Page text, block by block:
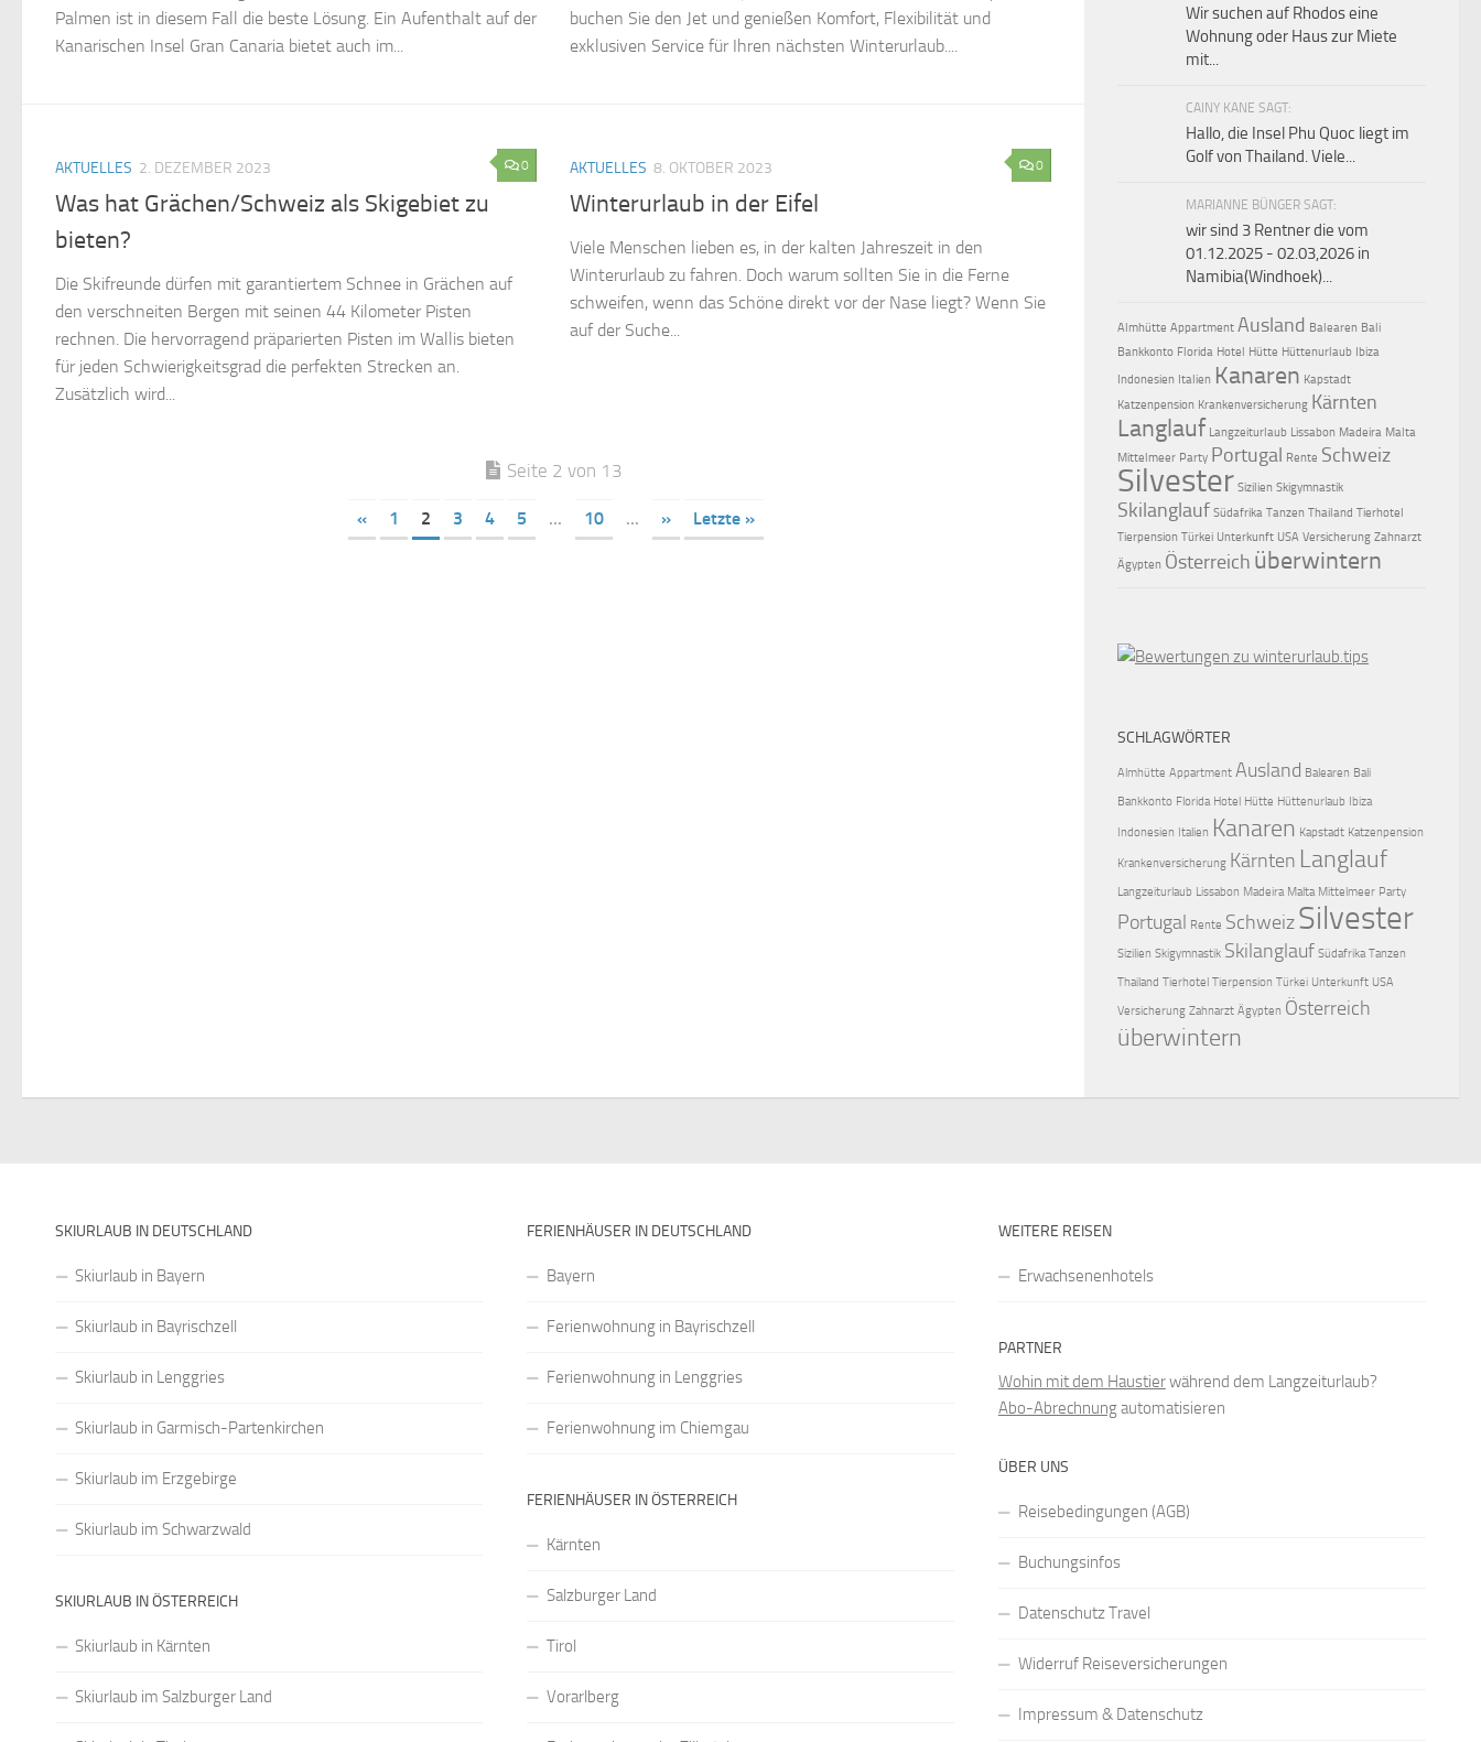
Palmen ist in diesem Fall die beste Lösung. Ein Aufenthalt auf der
Kanarischen Insel Gran Canaria bietet auch im...
buchen Sie den Jet und genießen Komfort, Flexibilität und
exklusiven Service für Ihren nächsten Winterurlaub....
0
AKTUELLES 2. DEZEMBER 2023
Was hat Grächen/Schweiz als Skigebiet zu
bieten?
Die Skifreunde dürfen mit garantiertem Schnee in Grächen auf
den verschneiten Bergen mit seinen 44 Kilometer Pisten
rechnen. Die hervorragend präparierten Pisten im Wallis bieten
für jeden Schwierigkeitsgrad die perfekten Strecken an.
Zusätzlich wird...
0
AKTUELLES 8. OKTOBER 2023
Winterurlaub in der Eifel
Viele Menschen lieben es, in der kalten Jahreszeit in den
Winterurlaub zu fahren. Doch warum sollten Sie in die Ferne
schweifen, wenn das Schöne direkt vor der Nase liegt? Wenn Sie
auf der Suche...
Seite 2 von 13
« 1 2 3 4 5 ... 10 ... » Letzte »
Wir suchen auf Rhodos eine
Wohnung oder Haus zur Miete
mit...
CAINY KANE SAGT:
Hallo, die Insel Phu Quoc liegt im
Golf von Thailand. Viele...
MARIANNE BÜNGER SAGT:
wir sind 3 Rentner die vom
01.12.2025 - 02.03,2026 in
Namibia(Windhoek)...
Almhütte Appartment Ausland Balearen Bali
Bankkonto Florida Hotel Hütte Hüttenurlaub
Ibiza
Indonesien Italien Kanaren Kapstadt
Katzenpension Krankenversicherung Kärnten
Langlauf Langzeiturlaub Lissabon Madeira Malta
Mittelmeer Party Portugal Rente Schweiz
Silvester Sizilien Skigymnastik
Skilanglauf Südafrika Tanzen Thailand Tierhotel
Tierpension Türkei Unterkunft USA Versicherung Zahnarzt
Ägypten Österreich überwintern
SCHLAGWÖRTER
Almhütte Appartment Ausland Balearen Bali
Bankkonto Florida Hotel Hütte Hüttenurlaub Ibiza
Indonesien Italien Kanaren Kapstadt Katzenpension
Krankenversicherung Kärnten Langlauf
Langzeiturlaub Lissabon Madeira Malta Mittelmeer Party
Portugal Rente SchweizSilvester
Sizilien Skigymnastik Skilanglauf Südafrika Tanzen
Thailand Tierhotel Tierpension Türkei Unterkunft USA
Versicherung Zahnarzt Ägypten Österreich
überwintern
SKIURLAUB IN DEUTSCHLAND
Skiurlaub in Bayern
Skiurlaub in Bayrischzell
Skiurlaub in Lenggries
Skiurlaub in Garmisch-Partenkirchen
Skiurlaub im Erzgebirge
Skiurlaub im Schwarzwald
SKIURLAUB IN ÖSTERREICH
Skiurlaub in Kärnten
Skiurlaub im Salzburger Land
FERIENHÄUSER IN DEUTSCHLAND
Bayern
Ferienwohnung in Bayrischzell
Ferienwohnung in Lenggries
Ferienwohnung im Chiemgau
FERIENHÄUSER IN ÖSTERREICH
Kärnten
Salzburger Land
Tirol
Vorarlberg
WEITERE REISEN
Erwachsenenhotels
PARTNER
Wohin mit dem Haustierwährend dem Langzeiturlaub?
Abo-Abrechnungautomatisieren
ÜBER UNS
Reisebedingungen (AGB)
Buchungsinfos
Datenschutz Travel
Widerruf Reiseversicherungen
Impressum & Datenschutz